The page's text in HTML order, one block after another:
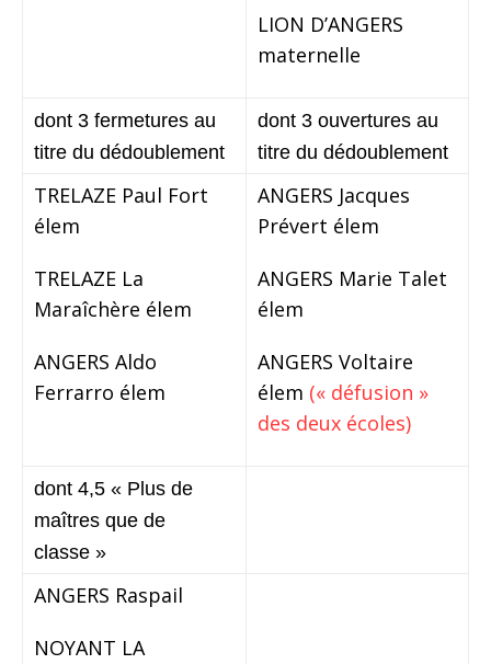
LION D’ANGERS
maternelle
dont 3 fermetures au
titre du dédoublement
dont 3 ouvertures au
titre du dédoublement
TRELAZE Paul Fort
élem
TRELAZE La
Maraîchère élem
ANGERS Aldo
Ferrarro élem
ANGERS Jacques
Prévert élem
ANGERS Marie Talet
élem
ANGERS Voltaire
élem (« défusion »
des deux écoles)
dont 4,5 « Plus de
maîtres que de
classe »
ANGERS Raspail
NOYANT LA